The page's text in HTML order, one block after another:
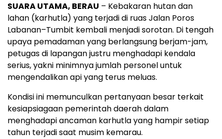
SUARA UTAMA, BERAU – Kebakaran hutan dan
lahan (karhutla) yang terjadi di ruas Jalan Poros
Labanan–Tumbit kembali menjadi sorotan. Di tengah
upaya pemadaman yang berlangsung berjam-jam,
petugas di lapangan justru menghadapi kendala
serius, yakni minimnya jumlah personel untuk
mengendalikan api yang terus meluas.
Kondisi ini memunculkan pertanyaan besar terkait
kesiapsiagaan pemerintah daerah dalam
menghadapi ancaman karhutla yang hampir setiap
tahun terjadi saat musim kemarau.